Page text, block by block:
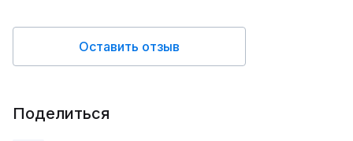
Оставить отзыв
Поделиться